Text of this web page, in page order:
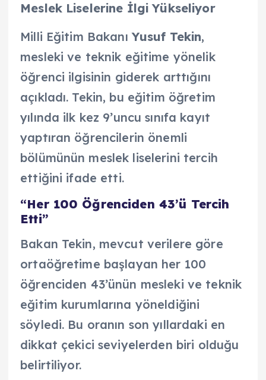
Meslek Liselerine İlgi Yükseliyor
Milli Eğitim BakanıYusuf Tekin,
mesleki ve teknik eğitime yönelik
öğrenci ilgisinin giderek arttığını
açıkladı. Tekin, bu eğitim öğretim
yılında ilk kez 9’uncu sınıfa kayıt
yaptıran öğrencilerin önemli
bölümünün meslek liselerini tercih
ettiğini ifade etti.
“Her 100 Öğrenciden 43’ü Tercih
Etti”
Bakan Tekin, mevcut verilere göre
ortaöğretime başlayan her 100
öğrenciden 43’ünün mesleki ve teknik
eğitim kurumlarına yöneldiğini
söyledi. Bu oranın son yıllardaki en
dikkat çekici seviyelerden biri olduğu
belirtiliyor.